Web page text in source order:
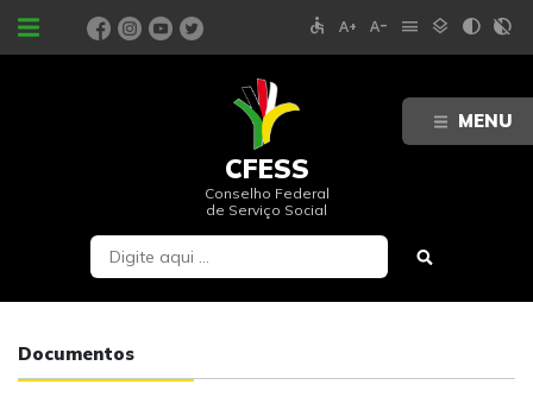
MENU
PORTAIS accessible text_increase text_decrease menu layers contrast contrast_rtl_off
CFESS
Conselho Federal
de Serviço Social
Documentos